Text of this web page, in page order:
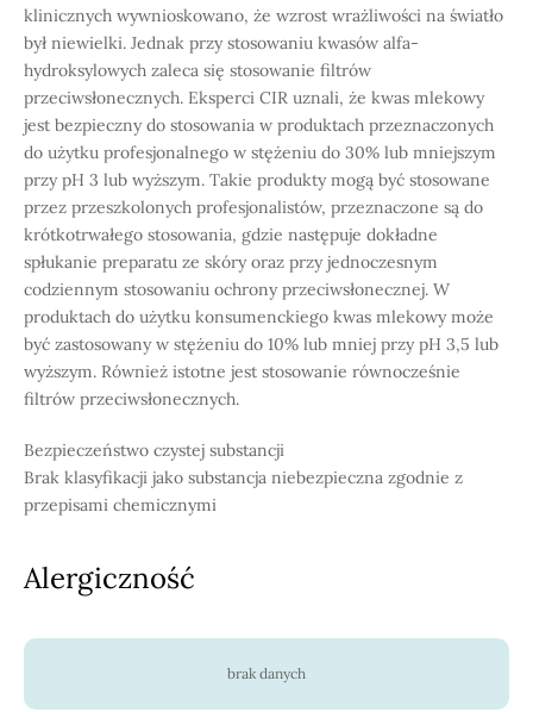
klinicznych wywnioskowano, że wzrost wrażliwości na światło
był niewielki. Jednak przy stosowaniu kwasów alfa-
hydroksylowych zaleca się stosowanie filtrów
przeciwsłonecznych. Eksperci CIR uznali, że kwas mlekowy
jest bezpieczny do stosowania w produktach przeznaczonych
do użytku profesjonalnego w stężeniu do 30% lub mniejszym
przy pH 3 lub wyższym. Takie produkty mogą być stosowane
przez przeszkolonych profesjonalistów, przeznaczone są do
krótkotrwałego stosowania, gdzie następuje dokładne
spłukanie preparatu ze skóry oraz przy jednoczesnym
codziennym stosowaniu ochrony przeciwsłonecznej. W
produktach do użytku konsumenckiego kwas mlekowy może
być zastosowany w stężeniu do 10% lub mniej przy pH 3,5 lub
wyższym. Również istotne jest stosowanie równocześnie
filtrów przeciwsłonecznych.
Bezpieczeństwo czystej substancji
Brak klasyfikacji jako substancja niebezpieczna zgodnie z
przepisami chemicznymi
Alergiczność
brak danych